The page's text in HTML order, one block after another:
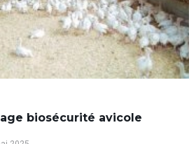
biosécurité avicole